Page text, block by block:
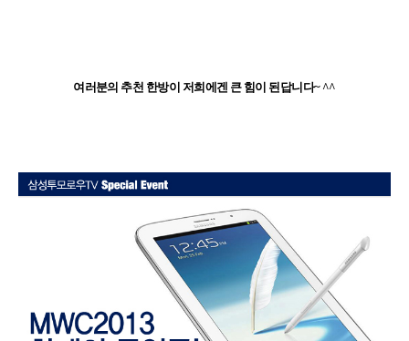
여러분의 추천 한방이 저희에겐 큰 힘이 된답니다~ ^^